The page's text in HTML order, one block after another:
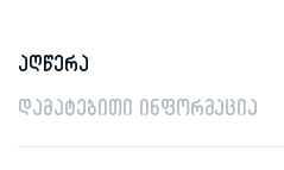
აღწერა
დამატებითი ინფორმაცია